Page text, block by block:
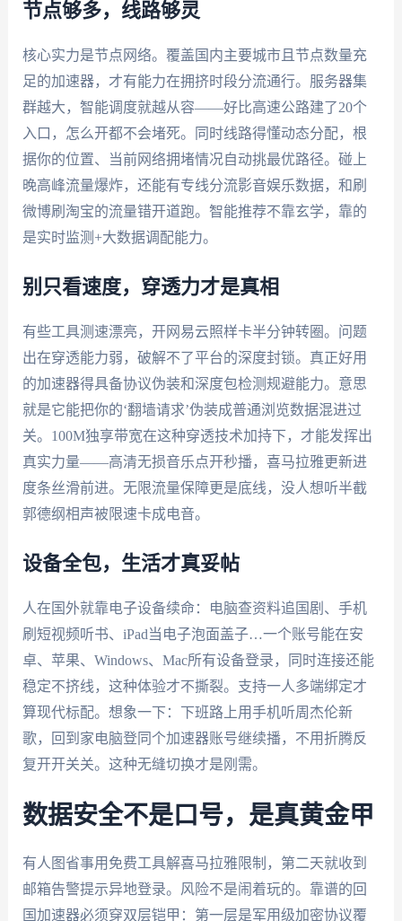
节点够多，线路够灵
核心实力是节点网络。覆盖国内主要城市且节点数量充
足的加速器，才有能力在拥挤时段分流通行。服务器集
群越大，智能调度就越从容——好比高速公路建了20个
入口，怎么开都不会堵死。同时线路得懂动态分配，根
据你的位置、当前网络拥堵情况自动挑最优路径。碰上
晚高峰流量爆炸，还能有专线分流影音娱乐数据，和刷
微博刷淘宝的流量错开道跑。智能推荐不靠玄学，靠的
是实时监测+大数据调配能力。
别只看速度，穿透力才是真相
有些工具测速漂亮，开网易云照样卡半分钟转圈。问题
出在穿透能力弱，破解不了平台的深度封锁。真正好用
的加速器得具备协议伪装和深度包检测规避能力。意思
就是它能把你的‘翻墙请求’伪装成普通浏览数据混进过
关。100M独享带宽在这种穿透技术加持下，才能发挥出
真实力量——高清无损音乐点开秒播，喜马拉雅更新进
度条丝滑前进。无限流量保障更是底线，没人想听半截
郭德纲相声被限速卡成电音。
设备全包，生活才真妥帖
人在国外就靠电子设备续命：电脑查资料追国剧、手机
刷短视频听书、iPad当电子泡面盖子…一个账号能在安
卓、苹果、Windows、Mac所有设备登录，同时连接还能
稳定不挤线，这种体验才不撕裂。支持一人多端绑定才
算现代标配。想象一下：下班路上用手机听周杰伦新
歌，回到家电脑登同个加速器账号继续播，不用折腾反
复开开关关。这种无缝切换才是刚需。
数据安全不是口号，是真黄金甲
有人图省事用免费工具解喜马拉雅限制，第二天就收到
邮箱告警提示异地登录。风险不是闹着玩的。靠谱的回
国加速器必须穿双层铠甲：第一层是军用级加密协议覆